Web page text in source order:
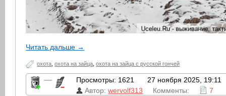
Читать дальше →
охота ,охота на зайца ,охота на зайца с русской гончей
— Просмотры: 1621
27 ноября 2025, 19:11
Автор:wervolf313 Комменты: 7